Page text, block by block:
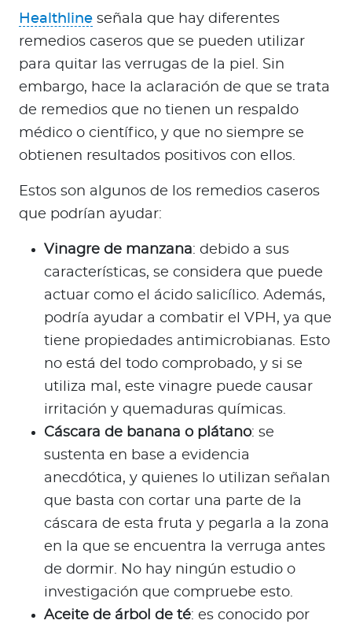
Healthline señala que hay diferentes
remedios caseros que se pueden utilizar
para quitar las verrugas de la piel. Sin
embargo, hace la aclaración de que se trata
de remedios que no tienen un respaldo
médico o científico, y que no siempre se
obtienen resultados positivos con ellos.
Estos son algunos de los remedios caseros
que podrían ayudar:
Vinagre de manzana: debido a sus
características, se considera que puede
actuar como el ácido salicílico. Además,
podría ayudar a combatir el VPH, ya que
tiene propiedades antimicrobianas. Esto
no está del todo comprobado, y si se
utiliza mal, este vinagre puede causar
irritación y quemaduras químicas.
Cáscara de banana o plátano: se
sustenta en base a evidencia
anecdótica, y quienes lo utilizan señalan
que basta con cortar una parte de la
cáscara de esta fruta y pegarla a la zona
en la que se encuentra la verruga antes
de dormir. No hay ningún estudio o
investigación que compruebe esto.
Aceite de árbol de té: es conocido por